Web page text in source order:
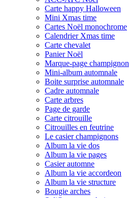
Carte happy Halloween
Mini Xmas time
Cartes Noël monochrome
Calendrier Xmas time
Carte chevalet
Panier Noël
Marque-page champignon
Mini-album automnale
Boite surprise automnale
Cadre automnale
Carte arbres
Page de garde
Carte citrouille
Citrouilles en feutrine
Le casier champignons
Album la vie dos
Album la vie pages
Casier automne
Album la vie accordeon
Album la vie structure
Bougie arches